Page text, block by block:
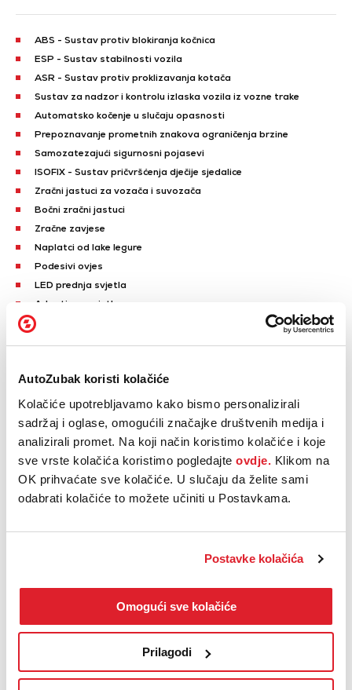
AutoZubak koristi kolačiće
Kolačiće upotrebljavamo kako bismo personalizirali
sadržaj i oglase, omogućili značajke društvenih medija i
analizirali promet. Na koji način koristimo kolačiće i koje
sve vrste kolačića koristimo pogledajte ovdje. Klikom na
OK prihvaćate sve kolačiće. U slučaju da želite sami
odabrati kolačiće to možete učiniti u Postavkama.
Postavke kolačića
Omogući sve kolačiće
Prilagodi
ABS - Sustav protiv blokiranja kočnica
ESP - Sustav stabilnosti vozila
ASR - Sustav protiv proklizavanja kotača
Sustav za nadzor i kontrolu izlaska vozila iz vozne trake
Automatsko kočenje u slučaju opasnosti
Prepoznavanje prometnih znakova ograničenja brzine
Samozatezajući sigurnosni pojasevi
ISOFIX - Sustav pričvršćenja dječije sjedalice
Zračni jastuci za vozača i suvozača
Bočni zračni jastuci
Zračne zavjese
Naplatci od lake legure
Podesivi ovjes
LED prednja svjetla
Adaptivna svjetla
Automatsko paljenje svjetala
Prikaži sve
Električno podesiva ogledala
Električno sklopiva ogledala
Električno podizanje prednjih stakala
Električno podizanje stražnjih stakala
GPS navigacija
Centralni ekran osjetljiv na dodir
Putno računalo
Servo upravljač
Komande na upravljaču
Zatamnjena stakla
Električno podesiva sjedala